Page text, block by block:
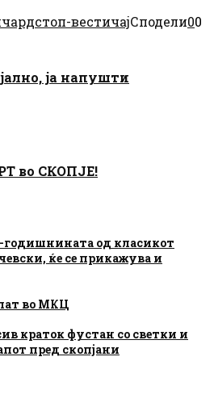
топ-вестичајСподели00
ја напушти
во СКОПЈЕ!
годишнината од класикот
ќе се прикажува и
во МКЦ
краток фустан со светки и
пред скопјани